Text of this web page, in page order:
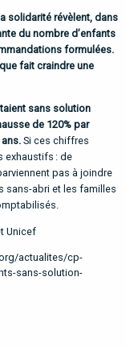
solidarité révèlent, dans
du nombre d’enfants
formulées.
fait craindre une
sans solution
de 120% par
Si ces chiffres
exhaustifs : de
pas à joindre
sans-abri et les familles
Unicef
actualites/cp-
sans-solution-